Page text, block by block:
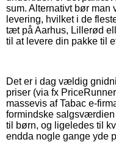
sum. Alternativt bør
levering, hvilket i de
tæt på Aarhus, Lillerød
til at levere din pakke til
Det er i dag vældig
priser (via fx
massevis af Tabac e-
formindske
til børn, og ligeledes til
endda nogle gange yde